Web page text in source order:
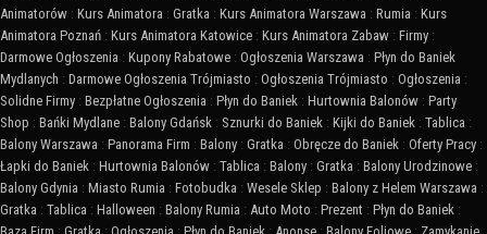
Animatorów : Kurs Animatora : Gratka : Kurs Animatora Warszawa : Rumia : Kurs
Animatora Poznań : Kurs Animatora Katowice : Kurs Animatora Zabaw : Firmy :
Darmowe Ogłoszenia : Kupony Rabatowe : Ogłoszenia Warszawa : Płyn do Baniek
Mydlanych : Darmowe Ogłoszenia Trójmiasto : Ogłoszenia Trójmiasto : Ogłoszenia :
Solidne Firmy : Bezpłatne Ogłoszenia : Płyn do Baniek : Hurtownia Balonów : Party
Shop : Bańki Mydlane : Balony Gdańsk : Sznurki do Baniek : Kijki do Baniek : Tablica :
Balony Warszawa : Panorama Firm : Balony : Gratka : Obręcze do Baniek : Oferty Pracy :
Łapki do Baniek : Hurtownia Balonów : Tablica : Balony : Gratka : Balony Urodzinowe :
Balony Gdynia : Miasto Rumia : Fotobudka : Wesele Sklep : Balony z Helem Warszawa :
Gratka : Tablica : Halloween : Balony Rumia : Auto Moto : Prezent : Płyn do Baniek :